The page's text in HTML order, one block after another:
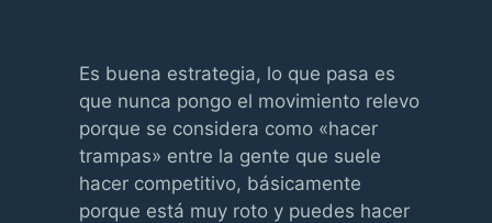
Es buena estrategia, lo que pasa es
que nunca pongo el movimiento relevo
porque se considera como «hacer
trampas» entre la gente que suele
hacer competitivo, básicamente
porque está muy roto y puedes hacer